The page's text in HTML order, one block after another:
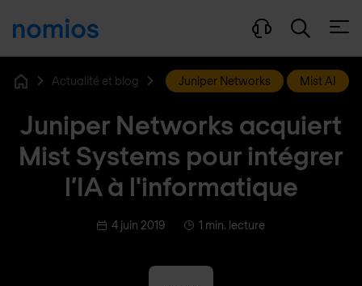
Actualité et blog Juniper Networks Mist AI
Juniper Networks acquiert
Mist Systems pour intégrer
l’IA à l'informatique
4 juin 2019 1 min. lecture